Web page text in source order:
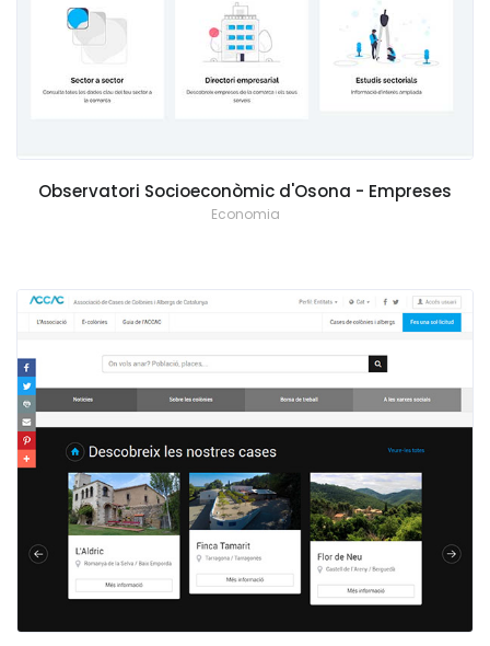
Observatori Socioeconòmic d'Osona - Empreses
Economia